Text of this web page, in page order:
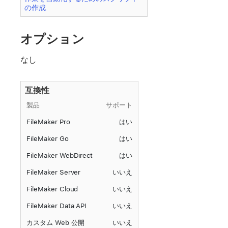
の作成
オプション
なし
互換性
製品 サポート
FileMaker Pro はい
FileMaker Go はい
FileMaker WebDirect はい
FileMaker Server いいえ
FileMaker Cloud いいえ
FileMaker Data API いいえ
カスタム Web 公開 いいえ